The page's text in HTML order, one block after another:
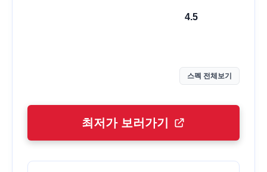
4.5
스펙 전체보기
최저가 보러가기